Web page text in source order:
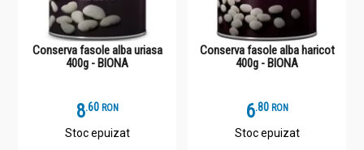
Conserva fasole alba uriasa
400g - BIONA
8.6 RON
Stoc epuizat
Conserva fasole alba haricot
400g - BIONA
6.8 RON
Stoc epuizat